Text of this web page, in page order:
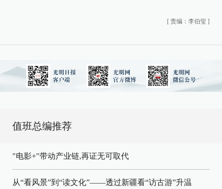
[ 责编：李伯玺 ]
值班总编推荐
"电影+"带动产业链,再证无可取代
从“看风景”到“读文化”——透过新疆看“访古游”升温